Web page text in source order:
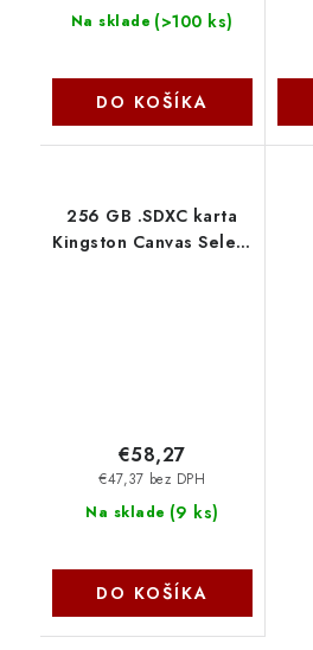
Na sklade (>100 ks)
DO KOŠÍKA
256 GB .SDXC karta
Kingston Canvas Select
Na sklade (9 ks)
€47,37 bez DPH
€58,27
DO KOŠÍKA